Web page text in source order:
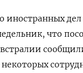
иностранных
что
некоторых